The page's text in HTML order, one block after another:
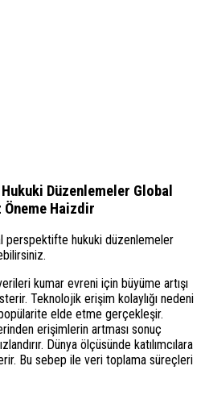
Düzenlemeler Global
Haizdir
perspektifte hukuki düzenlemeler
kumar evreni için büyüme artışı
Teknolojik erişim kolaylığı nedeni
popülarite elde etme gerçekleşir.
erişimlerin artması sonuç
Dünya ölçüsünde katılımcılara
Bu sebep ile veri toplama süreçleri